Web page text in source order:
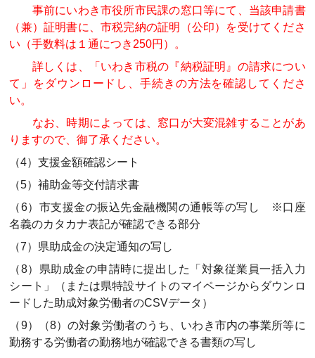
事前にいわき市役所市民課の窓口等にて、当該申請書
（兼）証明書に、市税完納の証明（公印）を受けてくださ
い（手数料は１通につき250円）。
詳しくは、「いわき市税の『納税証明』の請求につい
て」をダウンロードし、手続きの方法を確認してくださ
い。
なお、時期によっては、窓口が大変混雑することがあ
りますので、御了承ください。
（4）支援金額確認シート
（5）補助金等交付請求書
（6）市支援金の振込先金融機関の通帳等の写し ※口座
名義のカタカナ表記が確認できる部分
（7）県助成金の決定通知の写し
（8）県助成金の申請時に提出した「対象従業員一括入力
シート」（または県特設サイトのマイページからダウンロ
ードした助成対象労働者のCSVデータ）
（9）（8）の対象労働者のうち、いわき市内の事業所等に
勤務する労働者の勤務地が確認できる書類の写し